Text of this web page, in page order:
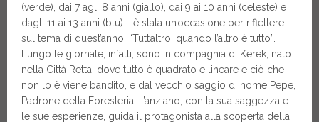
(verde), dai 7 agli 8 anni (giallo), dai 9 ai 10 anni (celeste) e
dagli 11 ai 13 anni (blu) - è stata un’occasione per riflettere
sul tema di quest’anno: “Tutt’altro, quando l’altro è tutto”.
Lungo le giornate, infatti, sono in compagnia di Kerek, nato
nella Città Retta, dove tutto è quadrato e lineare e ciò che
non lo è viene bandito, e dal vecchio saggio di nome Pepe,
Padrone della Foresteria. L’anziano, con la sua saggezza e
le sue esperienze, guida il protagonista alla scoperta della